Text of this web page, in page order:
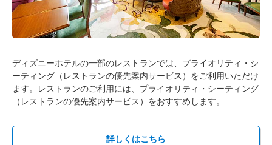
ディズニーホテルの一部のレストランでは、プライオリティ・シ
ーティング（レストランの優先案内サービス）をご利用いただけ
ます。レストランのご利用には、プライオリティ・シーティング
（レストランの優先案内サービス）をおすすめします。
詳しくはこちら